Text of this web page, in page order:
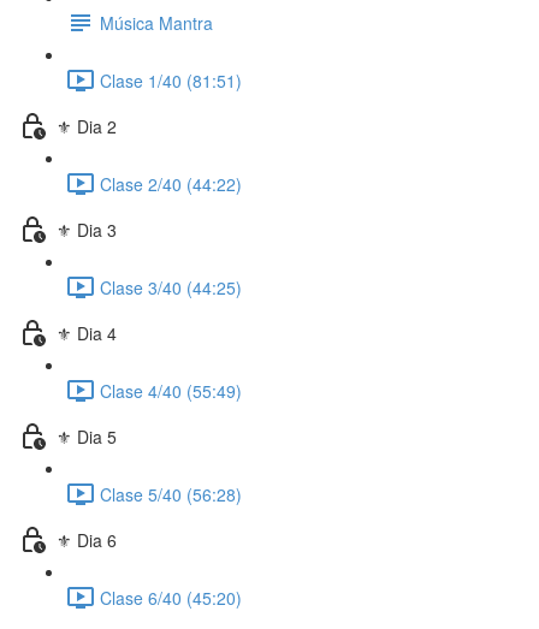
Música Mantra
Clase 1/40 (81:51)
⚜️ Dia 2
Clase 2/40 (44:22)
⚜️ Dia 3
Clase 3/40 (44:25)
⚜️ Dia 4
Clase 4/40 (55:49)
⚜️ Dia 5
Clase 5/40 (56:28)
⚜️ Dia 6
Clase 6/40 (45:20)